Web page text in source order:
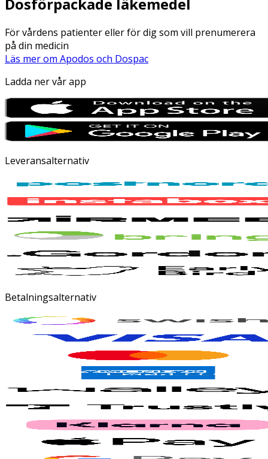
För vårdens patienter eller för dig som vill prenumerera
på din medicin
Läs mer om Apodos och Dospac
Ladda ner vår app
Leveransalternativ
Betalningsalternativ